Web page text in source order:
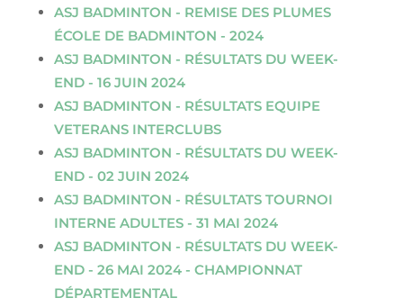
ASJ BADMINTON - REMISE DES PLUMES
ÉCOLE DE BADMINTON - 2024
ASJ BADMINTON - RÉSULTATS DU WEEK-
END - 16 JUIN 2024
ASJ BADMINTON - RÉSULTATS EQUIPE
VETERANS INTERCLUBS
ASJ BADMINTON - RÉSULTATS DU WEEK-
END - 02 JUIN 2024
ASJ BADMINTON - RÉSULTATS TOURNOI
INTERNE ADULTES - 31 MAI 2024
ASJ BADMINTON - RÉSULTATS DU WEEK-
END - 26 MAI 2024 - CHAMPIONNAT
DÉPARTEMENTAL